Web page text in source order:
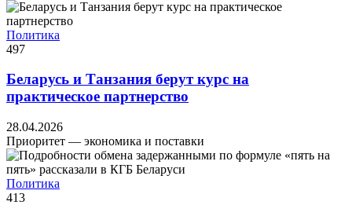
Политика
497
Беларусь и Танзания берут курс на
практическое партнерство
28.04.2026
Приоритет — экономика и поставки
Политика
413